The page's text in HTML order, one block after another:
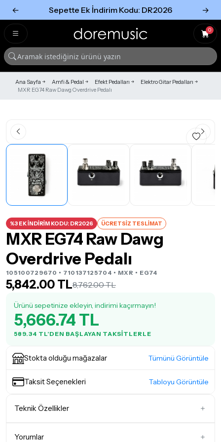
← Sepette Ek İndirim Kodu: DR2026 →
0
Ana Sayfa Amfi & Pedal Efekt Pedalları
Elektro Gitar Pedalları
MXR EG74 Raw Dawg Overdrive Pedalı
%3 EK İNDİRİM KODU: DR2026 ÜCRETSİZ TESLİMAT
MXR EG74 Raw Dawg
Overdrive Pedalı
105100729670 • 710137125704 • MXR • EG74
5,842.00 TL8,762.00 TL
Ürünü sepetinize ekleyin, indirimi kaçırmayın!
5,666.74 TL
589.34 TL'DEN BAŞLAYAN TAKSITLERLE
Stokta olduğu mağazalar Tümünü Görüntüle
Taksit Seçenekleri Tabloyu Görüntüle
Teknik Özellikler
Yorumlar
Tümünü Gör
Tümünü gör